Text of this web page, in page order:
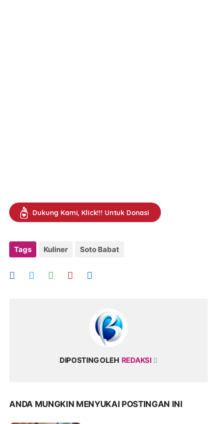
Dukung Kami, Klick!!! Untuk Donasi
Tags Kuliner Soto Babat
DIPOSTING OLEH REDAKSI
ANDA MUNGKIN MENYUKAI POSTINGAN INI